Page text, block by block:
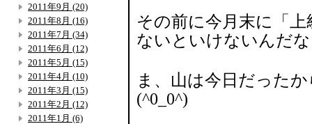
その前に今月末に「
ないといけないんだ
ま、山は今日だっ
(^0_0^)
2011年9月 (20)
2011年8月 (16)
2011年7月 (34)
2011年6月 (12)
2011年5月 (15)
2011年4月 (10)
2011年3月 (15)
2011年2月 (12)
2011年1月 (6)